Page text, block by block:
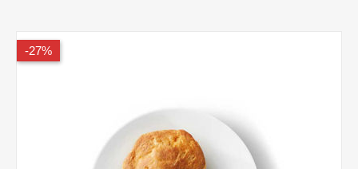
27%-